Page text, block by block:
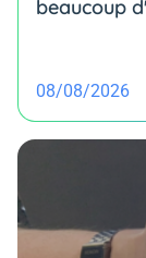
beaucoup
08/08/2026